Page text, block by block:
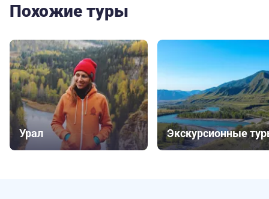
Похожие туры
Урал Экскурсионные